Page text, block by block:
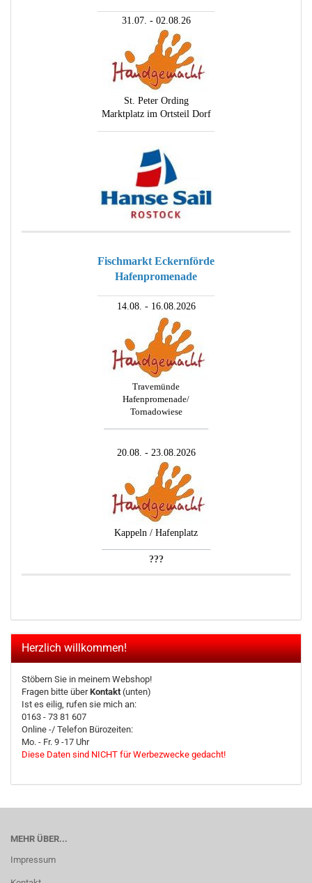
31.07. - 02.08.26
St. Peter Ording
Marktplatz im Ortsteil Dorf
Fischmarkt Eckernförde
Hafenpromenade
14.08. - 16.08.2026
Travemünde
Hafenpromenade/
Tornadowiese
20.08. - 23.08.2026
Kappeln / Hafenplatz
???
Herzlich willkommen!
Stöbern Sie in meinem Webshop!
Fragen bitte überKontakt(unten)
Ist es eilig, rufen sie mich an:
0163 - 73 81 607
Online -/ Telefon Bürozeiten:
Mo. - Fr. 9 -17 Uhr
Diese Daten sind NICHT für Werbezwecke gedacht!
MEHR ÜBER...
Impressum